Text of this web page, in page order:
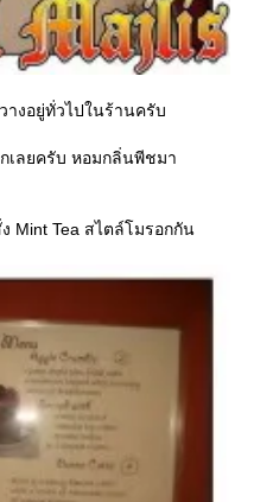
างอยู่ทั่วไปในร้านครับ
เลยครับ หอมกลิ่นพีชมา
Mint Tea สไตล์โมรอกกัน